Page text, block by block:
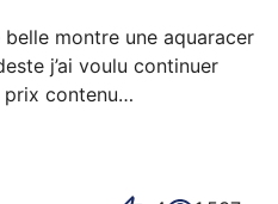
qui, bien qu’imposant
montre une aquaracer
j’ai voulu continuer
contenu
vers tag Heuer et
d’un mouvement